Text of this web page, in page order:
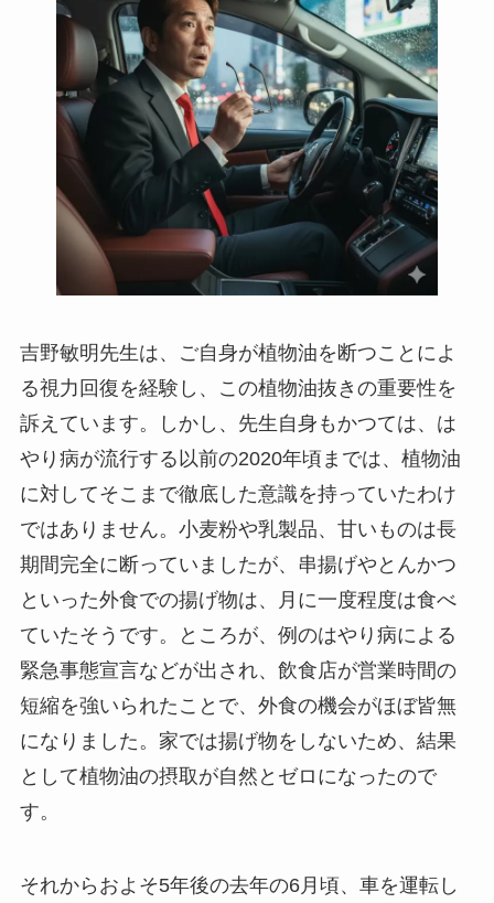
吉野敏明先生は、ご自身が植物油を断つことによ
る視力回復を経験し、この植物油抜きの重要性を
訴えています。しかし、先生自身もかつては、は
やり病が流行する以前の2020年頃までは、植物油
に対してそこまで徹底した意識を持っていたわけ
ではありません。小麦粉や乳製品、甘いものは長
期間完全に断っていましたが、串揚げやとんかつ
といった外食での揚げ物は、月に一度程度は食べ
ていたそうです。ところが、例のはやり病による
緊急事態宣言などが出され、飲食店が営業時間の
短縮を強いられたことで、外食の機会がほぼ皆無
になりました。家では揚げ物をしないため、結果
として植物油の摂取が自然とゼロになったので
す。
それからおよそ5年後の去年の6月頃、車を運転し